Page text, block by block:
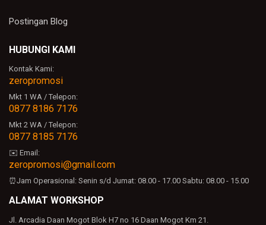
Postingan Blog
HUBUNGI KAMI
Kontak Kami:
zeropromosi
Mkt 1 WA / Telepon:
0877 8186 7176
Mkt 2 WA / Telepon:
0877 8185 7176
✉️ Email:
zeropromosi@gmail.com
⏰Jam Operasional: Senin s/d Jumat: 08.00 - 17.00 Sabtu: 08.00 - 15.00
ALAMAT WORKSHOP
Jl. Arcadia Daan Mogot Blok H7 no 16 Daan Mogot Km 21.